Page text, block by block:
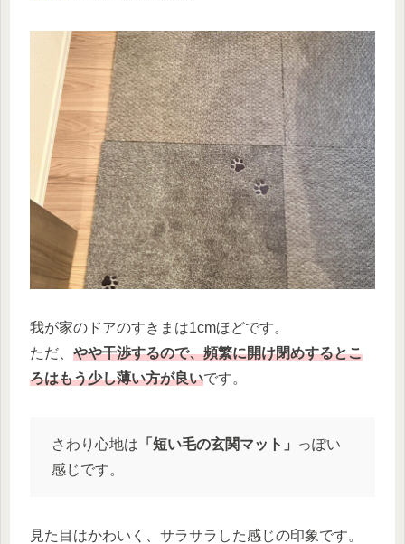
我が家のドアのすきまは1cmほどです。
ただ、 やや干渉するので、頻繁に開け閉めするとこ
ろはもう少し薄い方が良いです。
さわり心地は 「短い毛の玄関マット」
っぽい
感じです。
見た目はかわいく、サラサラした感じの印象です。